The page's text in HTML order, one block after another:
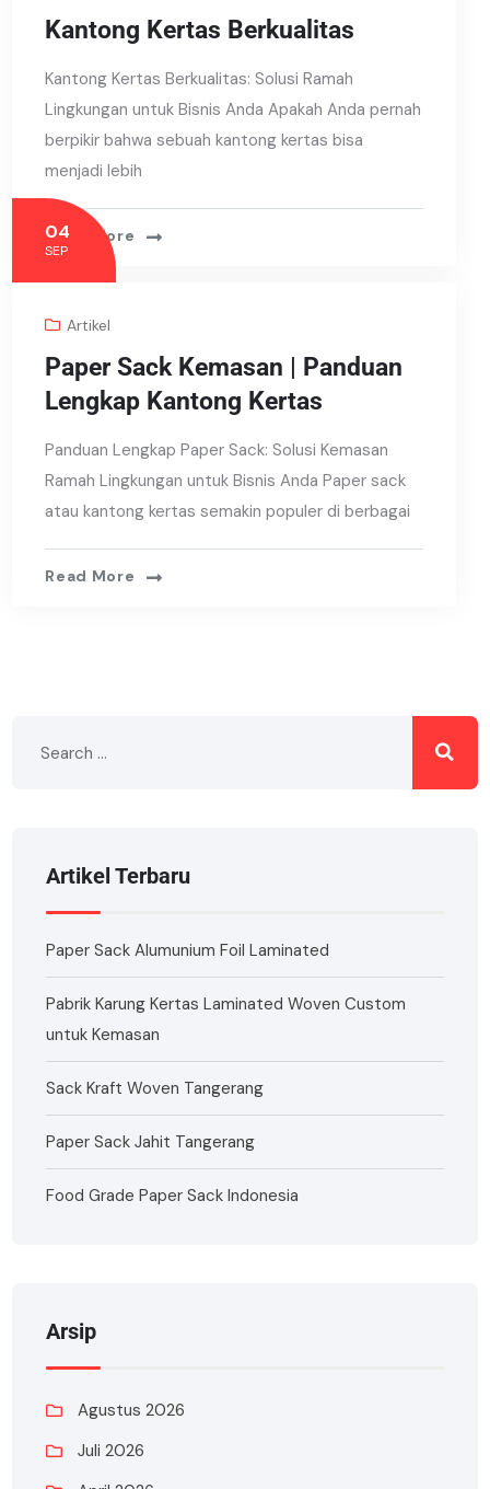
Kantong Kertas Berkualitas
Kantong Kertas Berkualitas: Solusi Ramah
Lingkungan untuk Bisnis Anda Apakah Anda pernah
berpikir bahwa sebuah kantong kertas bisa
menjadi lebih
Read More
04
SEP
Artikel
Paper Sack Kemasan | Panduan
Lengkap Kantong Kertas
Panduan Lengkap Paper Sack: Solusi Kemasan
Ramah Lingkungan untuk Bisnis Anda Paper sack
atau kantong kertas semakin populer di berbagai
Read More
Artikel Terbaru
Paper Sack Alumunium Foil Laminated
Pabrik Karung Kertas Laminated Woven Custom
untuk Kemasan
Sack Kraft Woven Tangerang
Paper Sack Jahit Tangerang
Food Grade Paper Sack Indonesia
Arsip
Agustus 2026
Juli 2026